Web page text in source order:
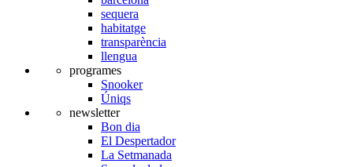
sequera
habitatge
transparència
llengua
programes
Snooker
Úniqs
newsletter
Bon dia
El Despertador
La Setmanada